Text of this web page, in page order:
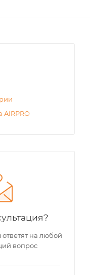
AIRPRO
на любой
вопрос